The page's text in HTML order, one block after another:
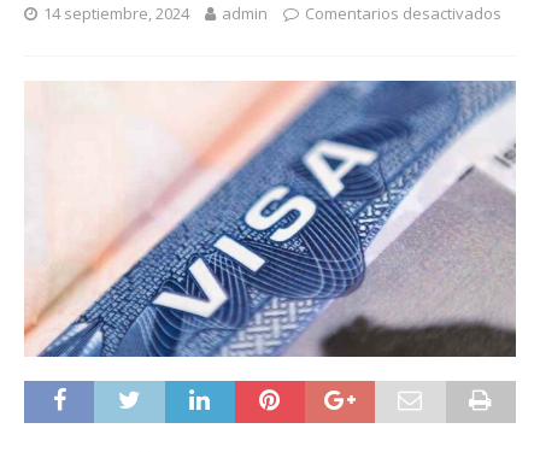
14 septiembre, 2024 admin Comentarios desactivados